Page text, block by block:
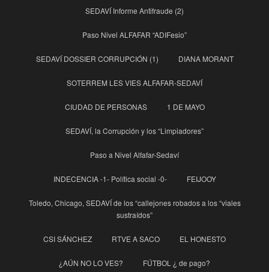
SEDAVÍ Informe Antifraude (2)
Paso Nivel ALFAFAR “ADIFesio”
SEDAVÍ DOSSIER CORRUPCIÓN (1) DIANA MORANT
SOTERREM LES VIES ALFAFAR-SEDAVÍ
CIUDAD DE PERSONAS 1 DE MAYO
SEDAVÍ, la Corrupción y los “Limpiadores”
Paso a Nivel Alfafar-Sedaví
INDECENCIA -1- Política social -0- FEIJOOY
Toledo, Chicago, SEDAVÍ de los “callejones robados a los “viales
sustraídos”
CSI SÁNCHEZ RTVE A SACO EL HONESTO
¿AÚN NO LO VES? FÚTBOL ¿ de pago?